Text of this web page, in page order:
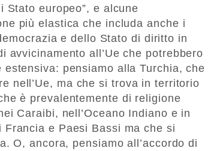
Stato europeo”, e alcune
più elastica che includa anche i
e dello Stato di diritto in
avvicinamento all’Ue che potrebbero
pensiamo alla Turchia, che
nell’Ue, ma che si trova in territorio
è prevalentemente di religione
Caraibi, nell’Oceano Indiano e in
e Paesi Bassi ma che si
O, ancora, pensiamo all’accordo di